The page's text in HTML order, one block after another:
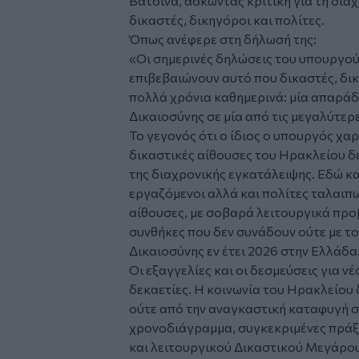
δικαστές, δικηγόροι και πολίτες.
Όπως ανέφερε στη δήλωσή της:
«Οι σημερινές δηλώσεις του
επιβεβαιώνουν αυτό που δικαστές,
πολλά χρόνια καθημερινά: μία
Δικαιοσύνης σε μία από τις
Το γεγονός ότι ο ίδιος ο υπουργός
δικαστικές αίθουσες του Ηρακλείου
της διαχρονικής εγκατάλειψης. Εδώ
εργαζόμενοι αλλά και πολίτες
αίθουσες, με σοβαρά λειτουργικά
συνθήκες που δεν συνάδουν ούτε με
Δικαιοσύνης εν έτει 2026 στην Ελλάδα.
Οι εξαγγελίες και οι δεσμεύσεις για
δεκαετίες. Η κοινωνία του Ηρακλείου
ούτε από την αναγκαστική καταφυγή
χρονοδιάγραμμα, συγκεκριμένες
και λειτουργικού Δικαστικού